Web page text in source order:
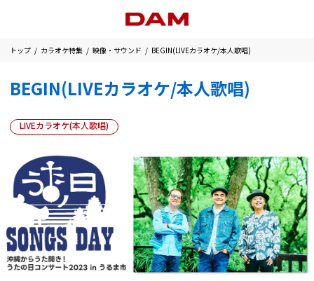
トップ カラオケ特集 映像・サウンド BEGIN(LIVEカラオケ/本人歌唱)
BEGIN(LIVEカラオケ/本人歌唱)
LIVEカラオケ(本人歌唱)